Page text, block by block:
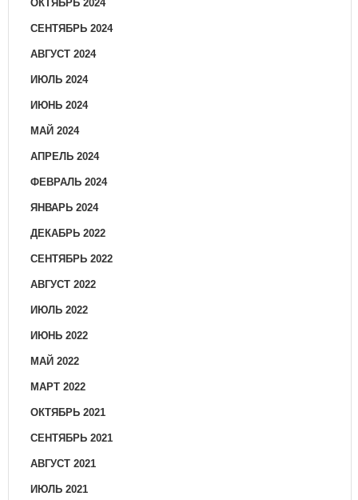
ОКТЯБРЬ 2024
СЕНТЯБРЬ 2024
АВГУСТ 2024
ИЮЛЬ 2024
ИЮНЬ 2024
МАЙ 2024
АПРЕЛЬ 2024
ФЕВРАЛЬ 2024
ЯНВАРЬ 2024
ДЕКАБРЬ 2022
СЕНТЯБРЬ 2022
АВГУСТ 2022
ИЮЛЬ 2022
ИЮНЬ 2022
МАЙ 2022
МАРТ 2022
ОКТЯБРЬ 2021
СЕНТЯБРЬ 2021
АВГУСТ 2021
ИЮЛЬ 2021